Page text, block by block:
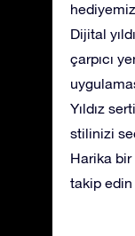
hediyemiz
Dijital
çarpıcı
Yıldız
stilinizi
Harika bir
takip edin